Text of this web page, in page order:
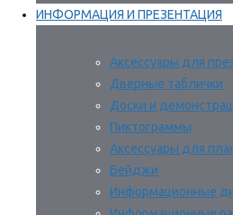
ИНФОРМАЦИЯ И ПРЕЗЕНТАЦИЯ
Аксессуары для
Дверные таблички
Доски и
Пиктограммы
Аксессуары для
Бейджи
Информационные